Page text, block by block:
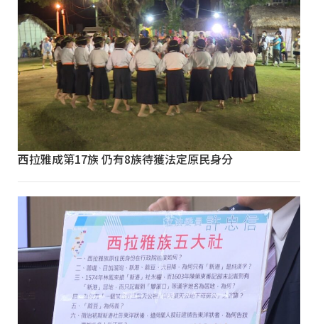
西拉雅成第17族 仍有8族待獲法定原民身分